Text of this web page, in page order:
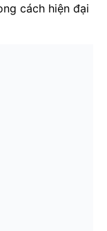
cách hiện đại